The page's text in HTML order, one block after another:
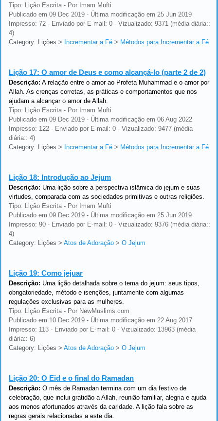
Tipo: Lição Escrita - Por Imam Mufti
Publicado em 09 Dec 2019 - Última modificação em 25 Jun 2019
Impresso: 72 - Enviado por E-mail: 0 - Vizualizado: 9371 (média diária::
4)
Category: Lições > Incrementar a Fé > Métodos para Incrementar a Fé
Lição 17: O amor de Deus e como alcançá-lo (parte 2 de 2)
Descrição: A relação entre o amor ao Profeta Muhammad e o amor por
Allah. As crenças corretas, as práticas e comportamentos que nos
ajudam a alcançar o amor de Allah.
Tipo: Lição Escrita - Por Imam Mufti
Publicado em 09 Dec 2019 - Última modificação em 06 Aug 2022
Impresso: 122 - Enviado por E-mail: 0 - Vizualizado: 9477 (média
diária:: 4)
Category: Lições > Incrementar a Fé > Métodos para Incrementar a Fé
Lição 18: Introdução ao Jejum
Descrição: Uma lição sobre a perspectiva islâmica do jejum e suas
virtudes, comparada com as sociedades primitivas e outras religiões.
Tipo: Lição Escrita - Por Imam Mufti
Publicado em 09 Dec 2019 - Última modificação em 25 Jun 2019
Impresso: 90 - Enviado por E-mail: 0 - Vizualizado: 9376 (média diária::
4)
Category: Lições > Atos de Adoração > O Jejum
Lição 19: Como jejuar
Descrição: Uma lição detalhada sobre o tema do jejum: seus tipos,
obrigatoriedade, método e isenções, juntamente com algumas
regulações exclusivas para as mulheres.
Tipo: Lição Escrita - Por NewMuslims.com
Publicado em 10 Dec 2019 - Última modificação em 22 Aug 2017
Impresso: 113 - Enviado por E-mail: 0 - Vizualizado: 13963 (média
diária:: 6)
Category: Lições > Atos de Adoração > O Jejum
Lição 20: O Eid e o final do Ramadan
Descrição: O mês de Ramadan termina com um dia festivo de
celebração, que inclui gratidão a Allah, reunião familiar, alegria e ajuda
aos menos afortunados através da caridade. A lição fala sobre as
regras gerais relacionadas a este dia.